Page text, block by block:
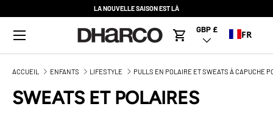
LA NOUVELLE SAISON EST LÀ
Menu
Panier
Pays/Région
GBP £ FR
ACCUEIL ENFANTS LIFESTYLE PULLS EN POLAIRE ET SWEATS À CAPUCHE
SWEATS ET POLAIRES